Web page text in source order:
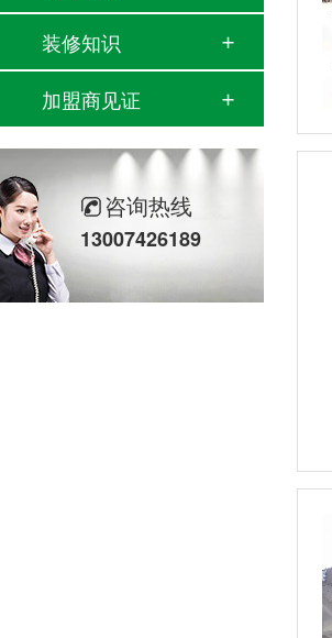
装修知识
加盟商见证
咨询热线
13007426189